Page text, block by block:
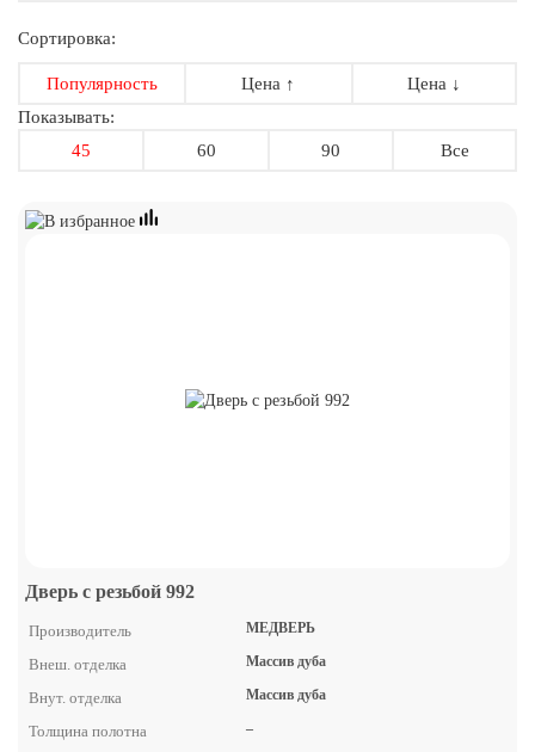
Сортировка:
Популярность Цена ↑
Цена ↓
Показывать:
45
60 90 Все
Дверь с резьбой 992
Производитель МЕДВЕРЬ
Внеш. отделка Массив дуба
Внут. отделка Массив дуба
Толщина полотна –